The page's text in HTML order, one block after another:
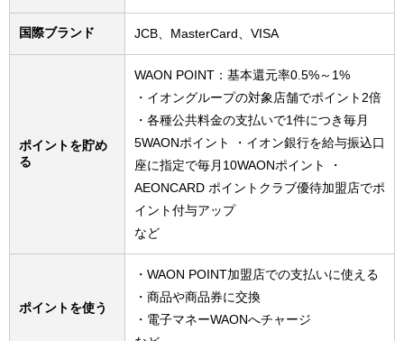
国際ブランド JCB、MasterCard、VISA
ポイントを貯め
る
WAON POINT：基本還元率0.5%～1%
・イオングループの対象店舗でポイント2倍
・各種公共料金の支払いで1件につき毎月
5WAONポイント ・イオン銀行を給与振込口
座に指定で毎月10WAONポイント ・
AEONCARD ポイントクラブ優待加盟店でポ
イント付与アップ
など
ポイントを使う
・WAON POINT加盟店での支払いに使える
・商品や商品券に交換
・電子マネーWAONへチャージ